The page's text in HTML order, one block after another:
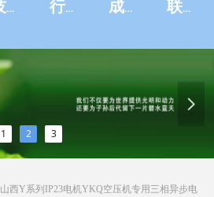
技术服务 行业应用 成功案例 联系我们
1 2 3
넲
山西Y系列IP23电机YKQ空压机专用三相异步电